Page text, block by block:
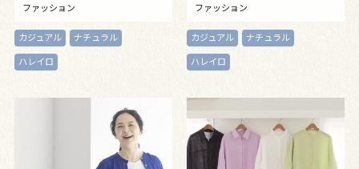
ファッション
カジュアル
ナチュラル
ハレイロ
ファッション
カジュアル
ナチュラル
ハレイロ